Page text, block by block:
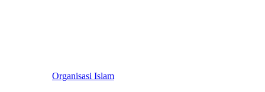
Organisasi Islam